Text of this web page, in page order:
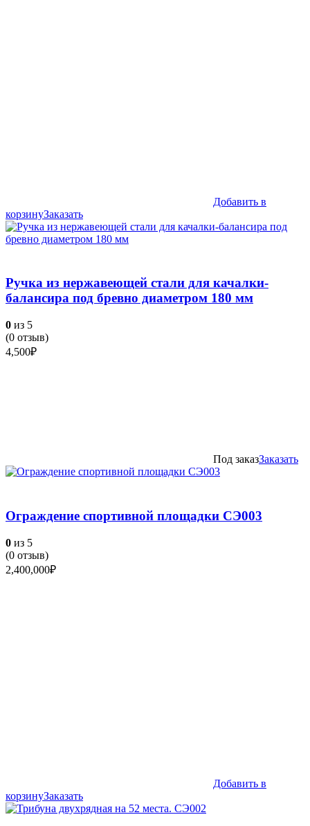
Добавить в
корзинуЗаказать
Ручка из нержавеющей стали для качалки-
балансира под бревно диаметром 180 мм
0 из 5
(0 отзыв)
4,500₽
Под заказЗаказать
Ограждение спортивной площадки СЭ003
0 из 5
(0 отзыв)
2,400,000₽
Добавить в
корзинуЗаказать